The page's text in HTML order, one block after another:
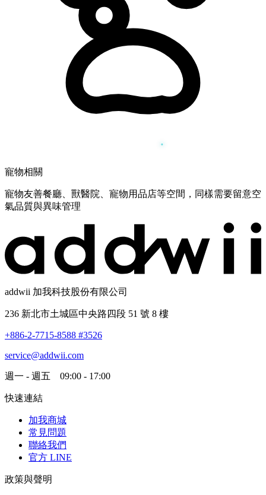
寵物相關
寵物友善餐廳、獸醫院、寵物用品店等空間，同樣需要留意空
氣品質與異味管理
addwii 加我科技股份有限公司
236 新北市土城區中央路四段 51 號 8 樓
+886-2-7715-8588 #3526
service@addwii.com
週一 - 週五 09:00 - 17:00
快速連結
加我商城
常見問題
聯絡我們
官方 LINE
政策與聲明